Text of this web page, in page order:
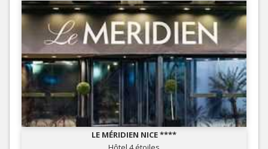
LE MÉRIDIEN NICE ****